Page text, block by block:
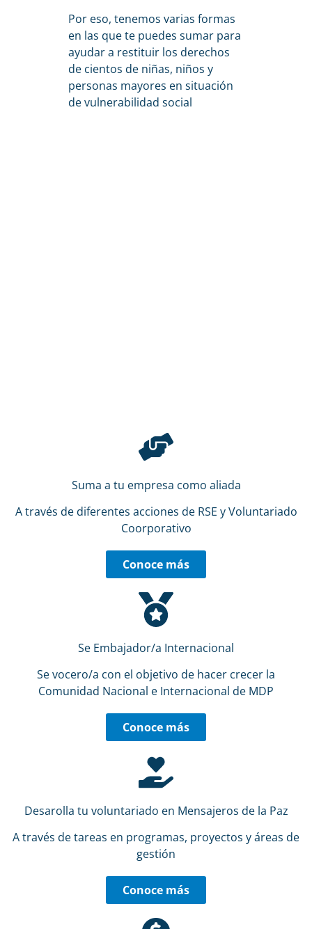
Por eso, tenemos varias formas
en las que te puedes sumar para
ayudar a restituir los derechos
de cientos de niñas, niños y
personas mayores en situación
de vulnerabilidad social
Suma a tu empresa como aliada
A través de diferentes acciones de RSE y Voluntariado
Coorporativo
Conoce más
Se Embajador/a Internacional
Se vocero/a con el objetivo de hacer crecer la
Comunidad Nacional e Internacional de MDP
Conoce más
Desarolla tu voluntariado en Mensajeros de la Paz
A través de tareas en programas, proyectos y áreas de
gestión
Conoce más